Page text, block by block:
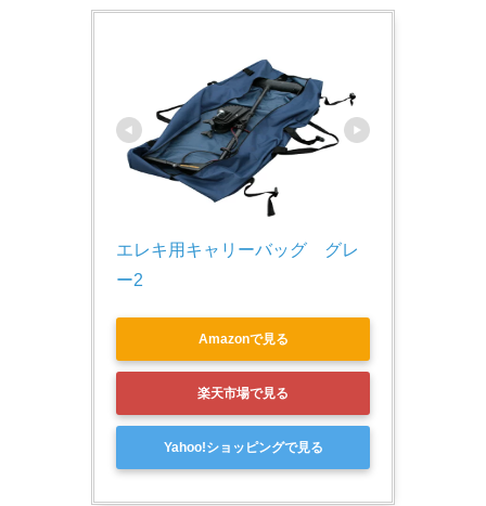
エレキ用キャリーバッグ　グレ
ー2
Amazonで見る
楽天市場で見る
Yahoo!ショッピングで見る